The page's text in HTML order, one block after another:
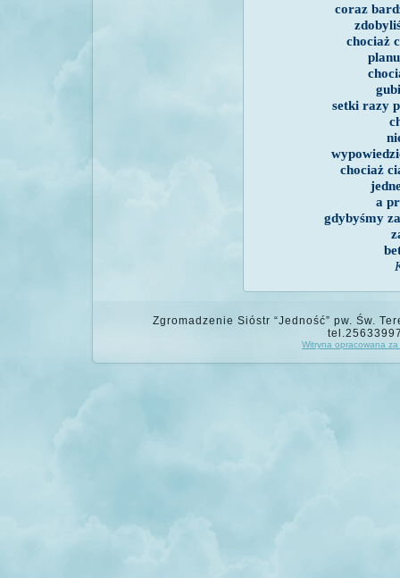
coraz
chociaż
setki razy
chociaż
a
gdybyśmy
Zgromadzenie Sióstr “Jedność” pw. Św.
Witryna opracowana